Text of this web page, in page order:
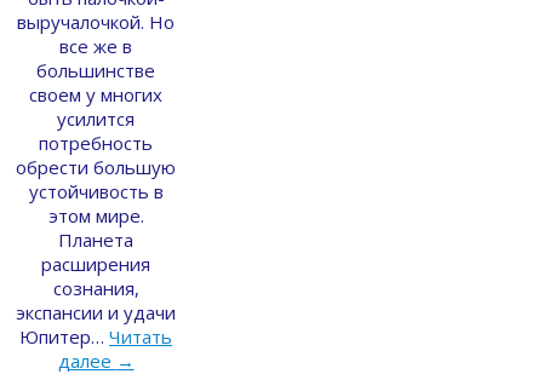
выручалочкой. Но
все же в
большинстве
своем у многих
усилится
потребность
обрести большую
устойчивость в
этом мире.
Планета
расширения
сознания,
экспансии и удачи
Юпитер… Читать
далее →